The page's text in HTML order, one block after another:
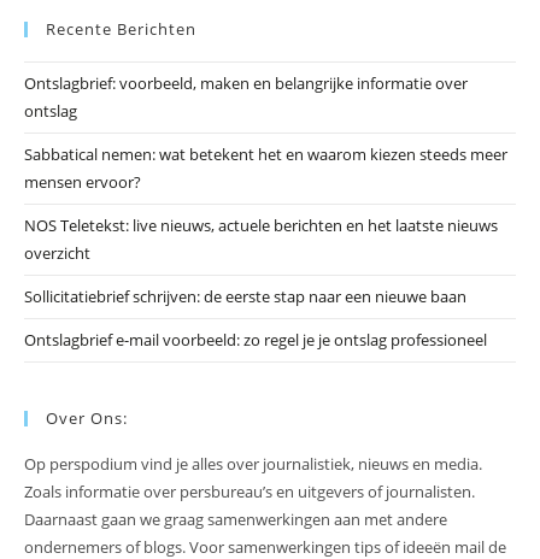
Recente Berichten
Ontslagbrief: voorbeeld, maken en belangrijke informatie over
ontslag
Sabbatical nemen: wat betekent het en waarom kiezen steeds meer
mensen ervoor?
NOS Teletekst: live nieuws, actuele berichten en het laatste nieuws
overzicht
Sollicitatiebrief schrijven: de eerste stap naar een nieuwe baan
Ontslagbrief e-mail voorbeeld: zo regel je je ontslag professioneel
Over Ons:
Op perspodium vind je alles over journalistiek, nieuws en media.
Zoals informatie over persbureau’s en uitgevers of journalisten.
Daarnaast gaan we graag samenwerkingen aan met andere
ondernemers of blogs. Voor samenwerkingen tips of ideeën mail de